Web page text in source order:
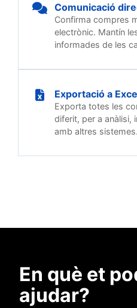
Comunicació
Confirma compres
electrònic. Mantín
informades de les
Exportació a
Exporta totes les
diferit, per a anàlisi,
amb altres sistemes.
En què et
ajudar?